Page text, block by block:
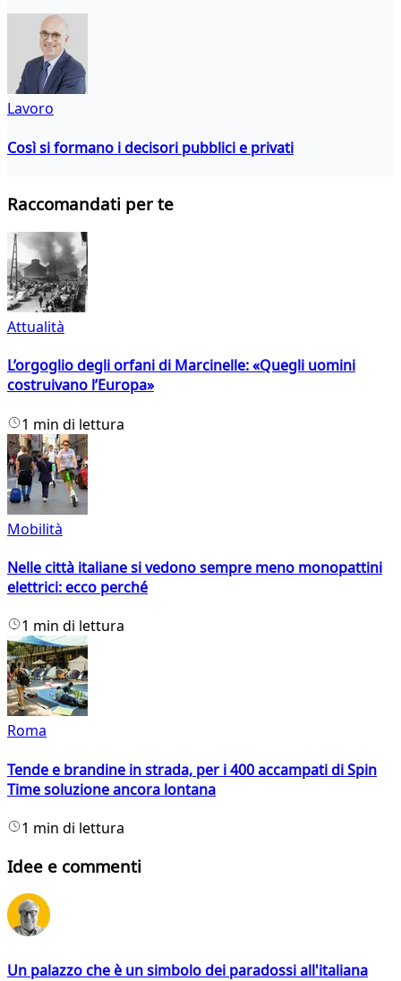
Lavoro
Così si formano i decisori pubblici e privati
Raccomandati per te
Attualità
L’orgoglio degli orfani di Marcinelle: «Quegli uomini
costruivano l’Europa»
1 min di lettura
Mobilità
Nelle città italiane si vedono sempre meno monopattini
elettrici: ecco perché
1 min di lettura
Roma
Tende e brandine in strada, per i 400 accampati di Spin
Time soluzione ancora lontana
1 min di lettura
Idee e commenti
Un palazzo che è un simbolo dei paradossi all'italiana